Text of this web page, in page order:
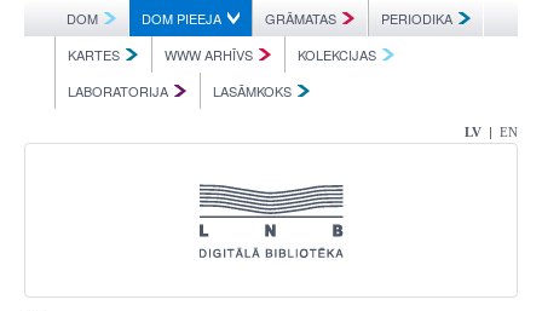
DOM DOM PIEEJA GRĀMATAS
PERIODIKA
KARTES
WWW ARHĪVS
KOLEKCIJAS
LABORATORIJA
LASĀMKOKS
LV | EN